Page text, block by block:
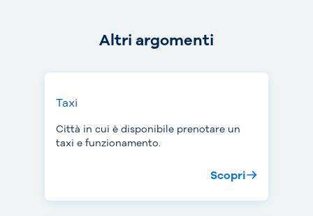
Altri argomenti
Taxi
Città in cui è disponibile prenotare un
taxi e funzionamento.
Scopri